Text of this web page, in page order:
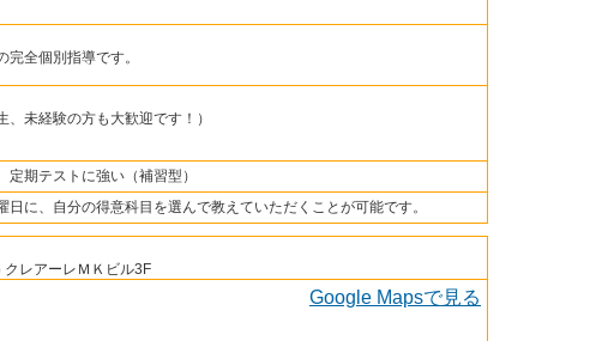
完全個別指導です。
、未経験の方も大歓迎です！）
定期テストに強い（補習型）
日に、自分の得意科目を選んで教えていただくことが可能です。
レアーレＭＫビル3F
Google Mapsで見る